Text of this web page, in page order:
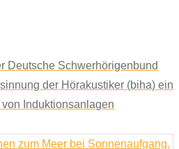
Deutsche Schwerhörigenbund
der Hörakustiker (biha) ein
Induktionsanlagen